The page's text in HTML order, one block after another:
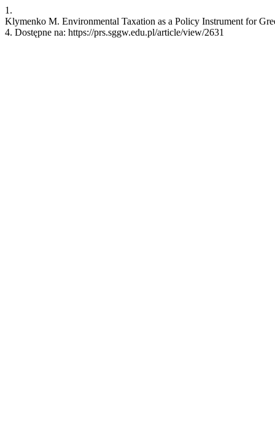
1.
Klymenko M. Environmental Taxation as a Policy Instrument for
4. Dostępne na: https://prs.sggw.edu.pl/article/view/2631